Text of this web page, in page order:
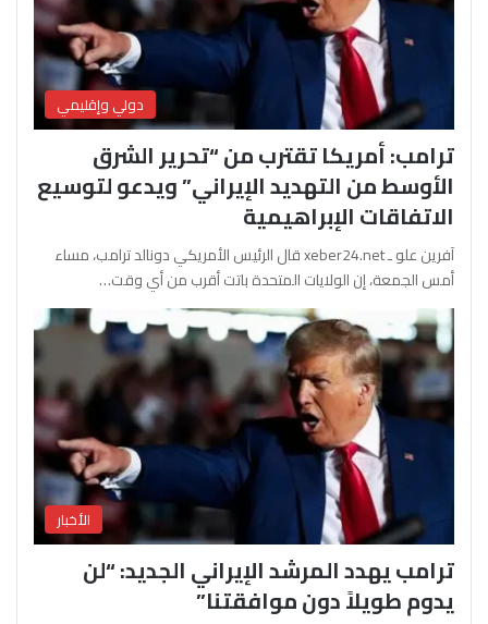
دولي وإقليمي
ترامب: أمريكا تقترب من “تحرير الشرق
الأوسط من التهديد الإيراني” ويدعو لتوسيع
الاتفاقات الإبراهيمية
آفرين علو ـ xeber24.net قال الرئيس الأمريكي دونالد ترامب، مساء
أمس الجمعة، إن الولايات المتحدة باتت أقرب من أي وقت…
الأخبار
ترامب يهدد المرشد الإيراني الجديد: “لن
يدوم طويلاً دون موافقتنا”